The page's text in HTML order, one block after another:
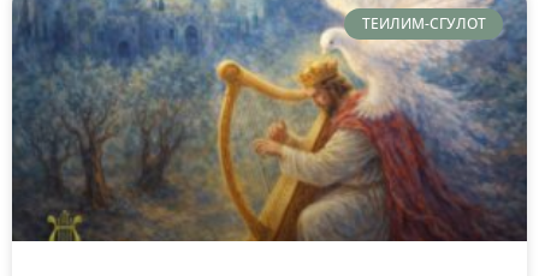
ТЕИЛИМ-СГУЛОТ